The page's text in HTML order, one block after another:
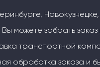
можете забрать
транспортной
обработка заказа и